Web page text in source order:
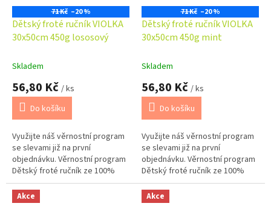
71 Kč –20 %
Dětský froté ručník VIOLKA
30x50cm 450g lososový
Skladem
56,80 Kč / ks
Do košíku
Využijte náš věrnostní program
se slevami již na první
objednávku. Věrnostní program
Dětský froté ručník ze 100%
bavlny o gramáži 450 g/m2 je
měkký, příjemný na dotek a
dobře...
71 Kč –20 %
Dětský froté ručník VIOLKA
30x50cm 450g mint
Skladem
56,80 Kč / ks
Do košíku
Využijte náš věrnostní program
se slevami již na první
objednávku. Věrnostní program
Dětský froté ručník ze 100%
bavlny o gramáži 450 g/m2 je
měkký, příjemný na dotek a
dobře...
Akce Akce